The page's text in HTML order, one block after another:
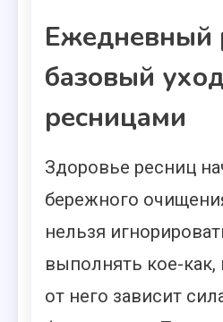
Ежедневный
базовый
ресницами
Здоровье ресниц
бережного
нельзя
выполнять кое-
от него зависит